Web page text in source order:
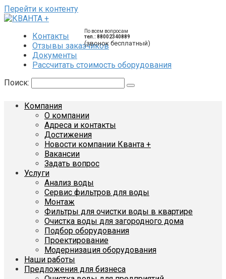
Перейти к контенту
По всем вопросам
тел.: 88002340889
(звонок бесплатный)
Контакты
Отзывы заказчиков
Документы
Рассчитать стоимость оборудования
Поиск:
Компания
О компании
Адреса и контакты
Достижения
Новости компании Кванта +
Вакансии
Задать вопрос
Услуги
Анализ воды
Сервис фильтров для воды
Монтаж
Фильтры для очистки воды в квартире
Очистка воды для загородного дома
Подбор оборудования
Проектирование
Модернизация оборудования
Наши работы
Предложения для бизнеса